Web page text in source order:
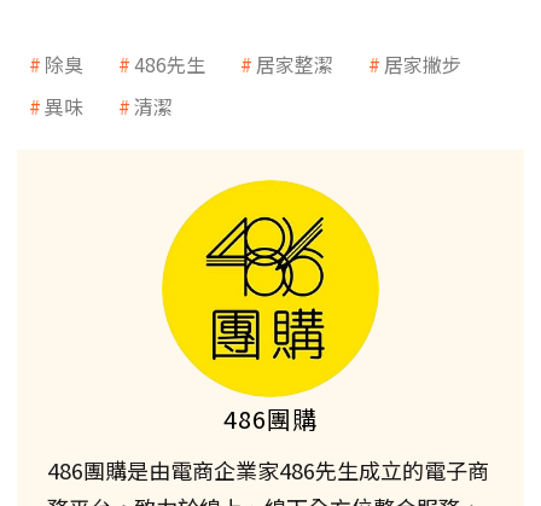
除臭 486先生 居家整潔
居家撇步
異味
清潔
486團購
486團購是由電商企業家486先生成立的電子商